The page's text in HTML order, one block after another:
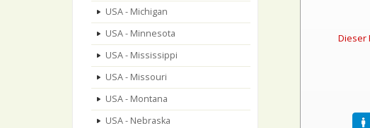
USA - Michigan
USA - Minnesota
USA - Mississippi
USA - Missouri
USA - Montana
USA - Nebraska
Dieser